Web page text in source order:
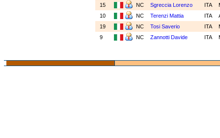
15
NC Sgreccia Lorenzo ITA
10
NC Terenzi Mattia ITA
19
NC Tosi Saverio ITA
9
NC Zannotti Davide ITA